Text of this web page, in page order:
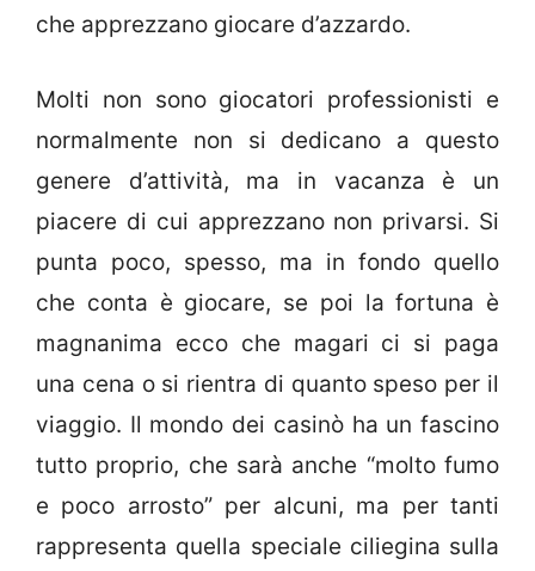
che apprezzano giocare d’azzardo.
Molti non sono giocatori professionisti e
normalmente non si dedicano a questo
genere d’attività, ma in vacanza è un
piacere di cui apprezzano non privarsi. Si
punta poco, spesso, ma in fondo quello
che conta è giocare, se poi la fortuna è
magnanima ecco che magari ci si paga
una cena o si rientra di quanto speso per il
viaggio. Il mondo dei casinò ha un fascino
tutto proprio, che sarà anche “molto fumo
e poco arrosto” per alcuni, ma per tanti
rappresenta quella speciale ciliegina sulla